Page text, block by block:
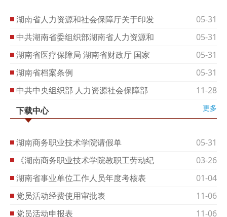
湖南省人力资源和社会保障厅关于印发
05-31
中共湖南省委组织部湖南省人力资源和
05-31
湖南省医疗保障局 湖南省财政厅 国家
05-31
湖南省档案条例
05-31
中共中央组织部 人力资源社会保障部
11-28
下载中心
更多
湖南商务职业技术学院请假单
05-31
《湖南商务职业技术学院教职工劳动纪
03-26
湖南省事业单位工作人员年度考核表
01-04
党员活动经费使用审批表
11-06
党员活动申报表
11-06